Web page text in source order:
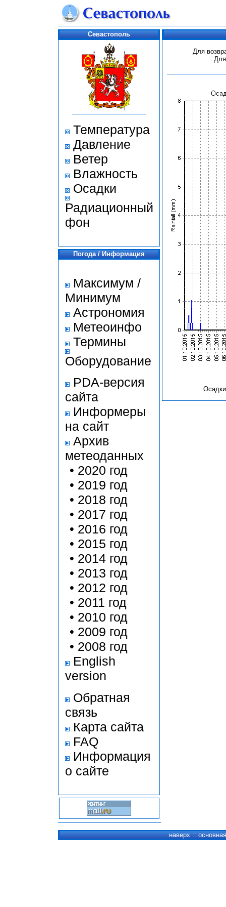
Севастополь
Температура
Давление
Ветер
Влажность
Осадки
Радиационный
фон
Погода / Информация
Максимум /
Минимум
Астрономия
Метеоинфо
Термины
Оборудование
PDA-версия
сайта
Информеры
на сайт
Архив
метеоданных
• 2020 год
• 2019 год
• 2018 год
• 2017 год
• 2016 год
• 2015 год
• 2014 год
• 2013 год
• 2012 год
• 2011 год
• 2010 год
• 2009 год
• 2008 год
English
version
Обратная
связь
Карта сайта
FAQ
Информация
о сайте
Для
наверх ::основная